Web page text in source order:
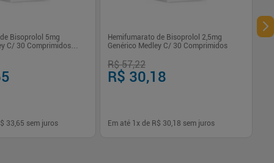
Bisoprolol 5mg
C/ 30 Comprimidos
33,65 sem juros
Hemifumarato de Bisoprolol 2,5mg
Genérico Medley C/ 30 Comprimidos
R$ 57,22
R$ 30,18
Em até 1 x de R$ 30,18 sem juros